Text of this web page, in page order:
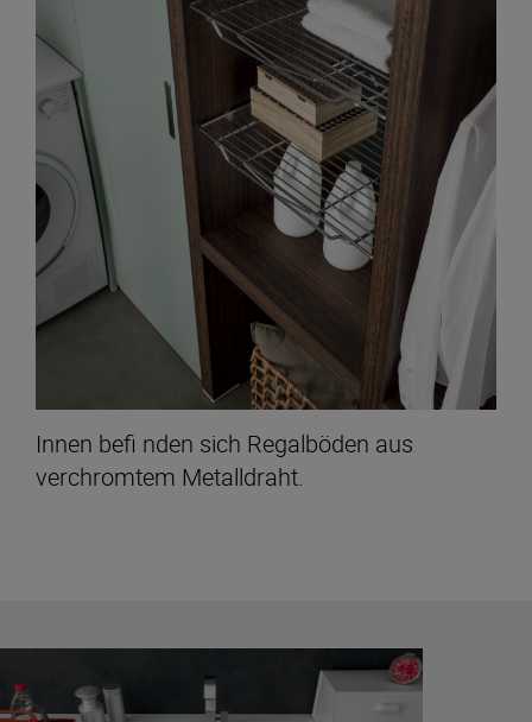
Innen befi nden sich Regalböden aus
verchromtem Metalldraht.